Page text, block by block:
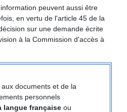
peuvent aussi être
en vertu de l'article 45 de la
sur une demande écrite
à la Commission d'accès à
aux documents et de la
personnels
langue française ou